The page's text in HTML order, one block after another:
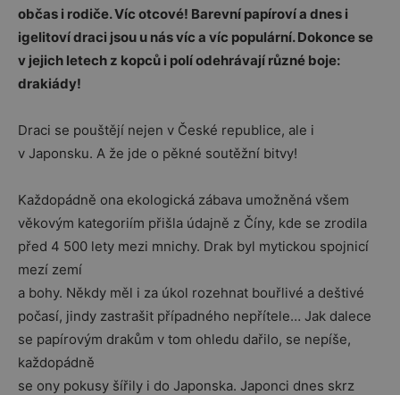
občas i rodiče. Víc otcové! Barevní papíroví a dnes i
igelitoví draci jsou u nás víc a víc populární. Dokonce se
v jejich letech z kopců i polí odehrávají různé boje:
drakiády!
Draci se pouštějí nejen v České republice, ale i
v Japonsku. A že jde o pěkné soutěžní bitvy!
Každopádně ona ekologická zábava umožněná všem
věkovým kategoriím přišla údajně z Číny, kde se zrodila
před 4 500 lety mezi mnichy. Drak byl mytickou spojnicí
mezí zemí
a bohy. Někdy měl i za úkol rozehnat bouřlivé a deštivé
počasí, jindy zastrašit případného nepřítele… Jak dalece
se papírovým drakům v tom ohledu dařilo, se nepíše,
každopádně
se ony pokusy šířily i do Japonska. Japonci dnes skrz